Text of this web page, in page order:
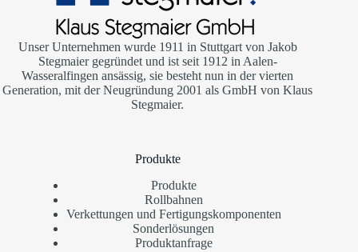
Unser Unternehmen wurde 1911 in Stuttgart von Jakob
Stegmaier gegründet und ist seit 1912 in Aalen-
Wasseralfingen ansässig, sie besteht nun in der vierten
Generation, mit der Neugründung 2001 als GmbH von Klaus
Stegmaier.
Produkte
Produkte
Rollbahnen
Verkettungen und Fertigungskomponenten
Sonderlösungen
Produktanfrage